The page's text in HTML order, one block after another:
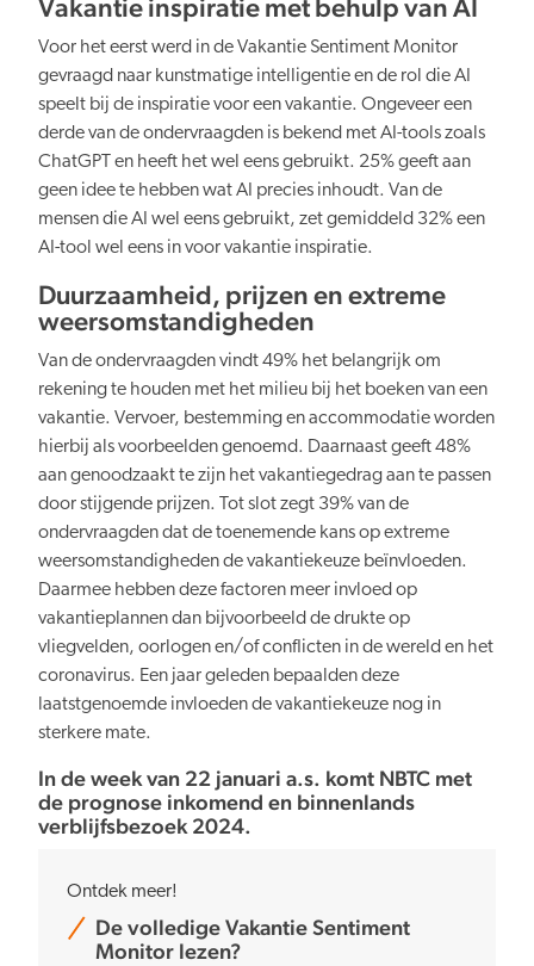
Vakantie inspiratie met behulp van AI
Voor het eerst werd in de Vakantie Sentiment Monitor
gevraagd naar kunstmatige intelligentie en de rol die AI
speelt bij de inspiratie voor een vakantie. Ongeveer een
derde van de ondervraagden is bekend met AI-tools zoals
ChatGPT en heeft het wel eens gebruikt. 25% geeft aan
geen idee te hebben wat AI precies inhoudt. Van de
mensen die AI wel eens gebruikt, zet gemiddeld 32% een
AI-tool wel eens in voor vakantie inspiratie.
Duurzaamheid, prijzen en extreme
weersomstandigheden
Van de ondervraagden vindt 49% het belangrijk om
rekening te houden met het milieu bij het boeken van een
vakantie. Vervoer, bestemming en accommodatie worden
hierbij als voorbeelden genoemd. Daarnaast geeft 48%
aan genoodzaakt te zijn het vakantiegedrag aan te passen
door stijgende prijzen. Tot slot zegt 39% van de
ondervraagden dat de toenemende kans op extreme
weersomstandigheden de vakantiekeuze beïnvloeden.
Daarmee hebben deze factoren meer invloed op
vakantieplannen dan bijvoorbeeld de drukte op
vliegvelden, oorlogen en/of conflicten in de wereld en het
coronavirus. Een jaar geleden bepaalden deze
laatstgenoemde invloeden de vakantiekeuze nog in
sterkere mate.
In de week van 22 januari a.s. komt NBTC met
de prognose inkomend en binnenlands
verblijfsbezoek 2024.
Ontdek meer!
De volledige Vakantie Sentiment
Monitor lezen?